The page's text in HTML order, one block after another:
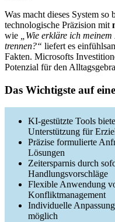
Was macht dieses System so
technologische Präzision mit
wie
„Wie erkläre ich
trennen?“ liefert es
Fakten. Microsofts
Potenzial für den
Das Wichtigste auf
KI-gestützte Tools
Unterstützung für
Präzise formulierte
Lösungen
Zeitersparnis durch
Handlungsvorschläge
Flexible Anwendung
Konfliktmanagement
Individuelle
möglich